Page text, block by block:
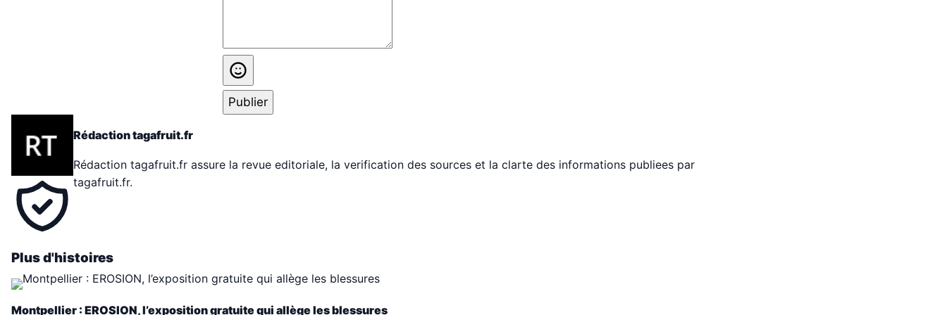
Publier
Rédaction tagafruit.fr
Rédaction tagafruit.fr assure la revue editoriale, la verification des sources et la clarte des informations publiees par
tagafruit.fr.
Plus d'histoires
Montpellier : EROSION, l’exposition gratuite qui allège les blessures